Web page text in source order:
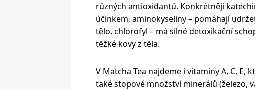
různých antioxidantů. Konkrétněji
účinkem, aminokyseliny – pomáhají
tělo, chlorofyl – má silné detoxikační
těžké kovy z těla.
V Matcha Tea najdeme i vitaminy A, C, E,
také stopové množství minerálů (železo,